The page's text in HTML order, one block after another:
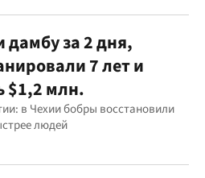
за 2 дня,
7 лет и
$1,2 млн.
в Чехии бобры восстановили
людей